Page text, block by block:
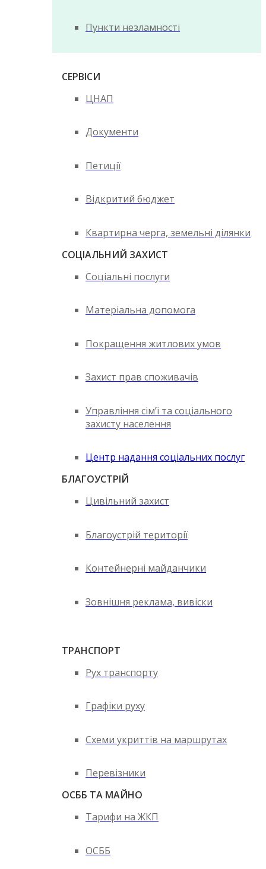
Пункти незламності
СЕРВІСИ
ЦНАП
Документи
Петиції
Відкритий бюджет
Квартирна черга, земельні ділянки
СОЦІАЛЬНИЙ ЗАХИСТ
Соціальні послуги
Матеріальна допомога
Покращення житлових умов
Захист прав споживачів
Управління сім’ї та соціального
захисту населення
Центр надання соціальних послуг
БЛАГОУСТРІЙ
Цивільний захист
Благоустрій території
Контейнерні майданчики
Зовнішня реклама, вивіски
ТРАНСПОРТ
Рух транспорту
Графіки руху
Схеми укриттів на маршрутах
Перевізники
ОСББ ТА МАЙНО
Тарифи на ЖКП
ОСББ